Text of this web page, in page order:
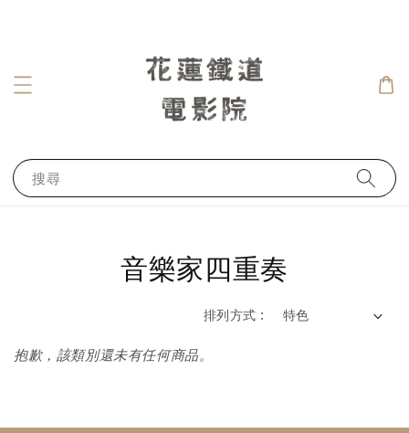
搜尋
音樂家四重奏
排列方式 :
抱歉，該類別還未有任何商品。